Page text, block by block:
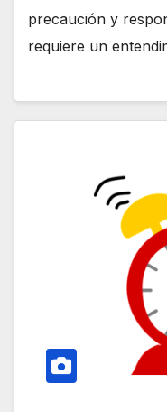
precaución y
requiere un